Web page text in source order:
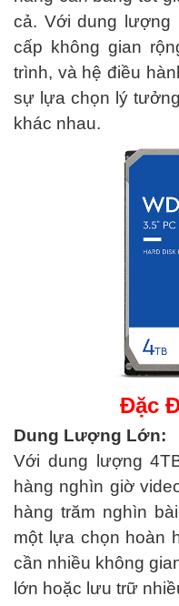
cả. Với dung lượng
cấp không gian
trình, và hệ điều
sự lựa chọn lý
khác nhau.
Đặc
Dung Lượng Lớn:
Với dung lượng
hàng nghìn giờ
hàng trăm nghìn
một lựa chọn hoàn
cần nhiều không
lớn hoặc lưu trữ